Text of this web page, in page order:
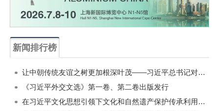
新闻排行榜
让中朝传统友谊之树更加根深叶茂——习近平总书记对朝鲜进行国事访问纪实
《习近平外交文选》第一卷、第二卷出版发行
在习近平文化思想引领下文化和自然遗产保护传承利用工作开创新局面